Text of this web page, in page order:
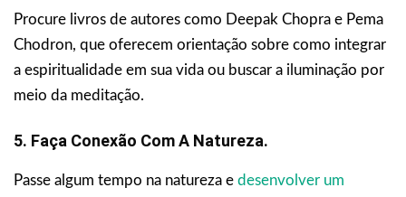
Procure livros de autores como Deepak Chopra e Pema
Chodron, que oferecem orientação sobre como integrar
a espiritualidade em sua vida ou buscar a iluminação por
meio da meditação.
5. Faça Conexão Com A Natureza.
Passe algum tempo na natureza e desenvolver um